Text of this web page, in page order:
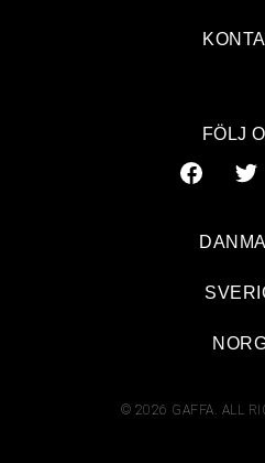
FÖLJ
© 2026 GAFFA. ALL